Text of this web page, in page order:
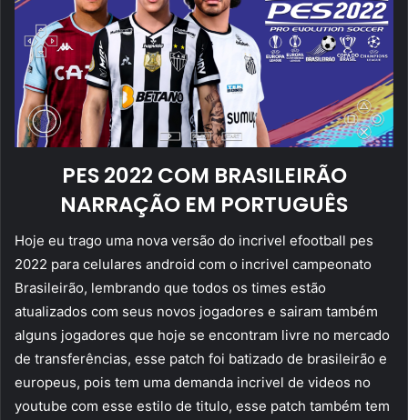
PES 2022 COM BRASILEIRÃO
NARRAÇÃO EM PORTUGUÊS
Hoje eu trago uma nova versão do incrivel efootball pes
2022 para celulares android com o incrivel campeonato
Brasileirão, lembrando que todos os times estão
atualizados com seus novos jogadores e sairam também
alguns jogadores que hoje se encontram livre no mercado
de transferências, esse patch foi batizado de brasileirão e
europeus, pois tem uma demanda incrivel de videos no
youtube com esse estilo de titulo, esse patch também tem